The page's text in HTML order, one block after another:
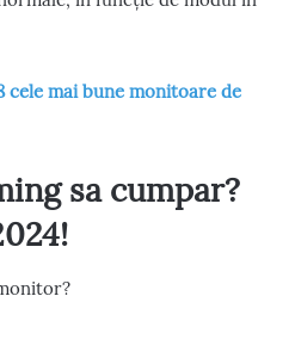
cele mai bune monitoare de
sa cumpar?